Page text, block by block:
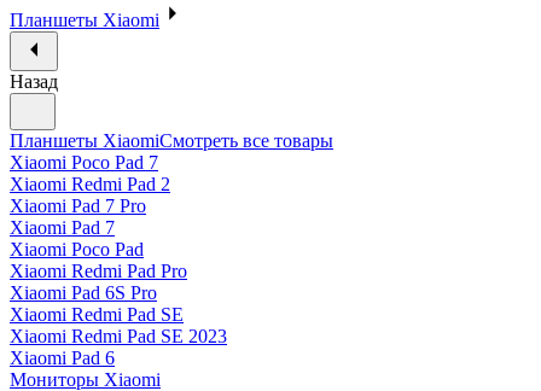
Планшеты Xiaomi
Назад
Планшеты XiaomiСмотреть все товары
Xiaomi Poco Pad 7
Xiaomi Redmi Pad 2
Xiaomi Pad 7 Pro
Xiaomi Pad 7
Xiaomi Poco Pad
Xiaomi Redmi Pad Pro
Xiaomi Pad 6S Pro
Xiaomi Redmi Pad SE
Xiaomi Redmi Pad SE 2023
Xiaomi Pad 6
Мониторы Xiaomi